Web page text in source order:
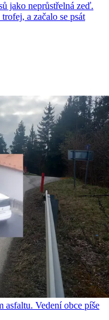
jako neprůstřelná zeď.
a začalo se psát
asfaltu. Vedení obce píše